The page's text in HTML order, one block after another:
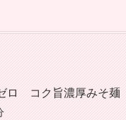
ロ コク旨濃厚みそ麺